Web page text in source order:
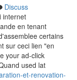
Discuss
internet
en tenant
certains
sur ceci lien "en
your ad-click
used lat
et-renovation-